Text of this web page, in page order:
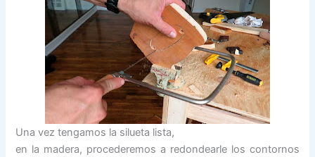
Una vez tengamos la silueta lista,
en la madera, procederemos a redondearle los contornos